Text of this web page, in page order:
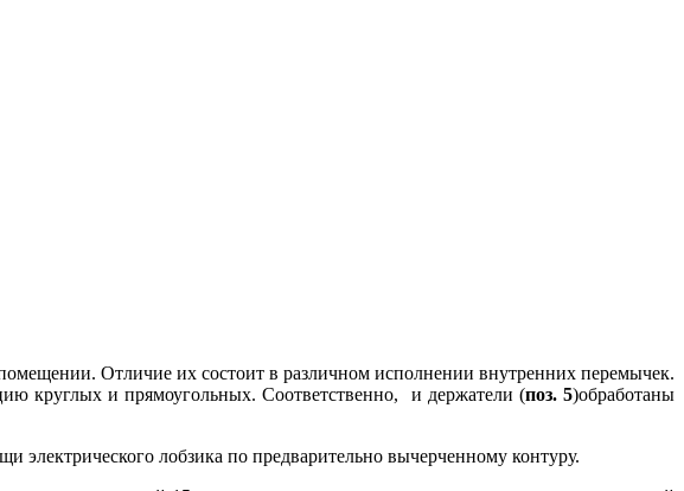
Отличие их состоит в различном исполнении внутренних перемычек.
круглых и прямоугольных. Соответственно, и держатели (поз. 5)обработаны
электрического лобзика по предварительно вычерченному контуру.